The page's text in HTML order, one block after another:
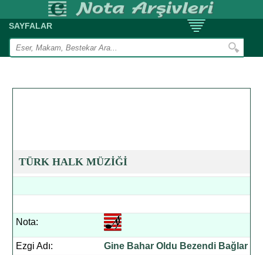
SAYFALAR
TÜRK HALK MÜZİĞİ
Nota:
Ezgi Adı:
Gine Bahar Oldu Bezendi Bağlar